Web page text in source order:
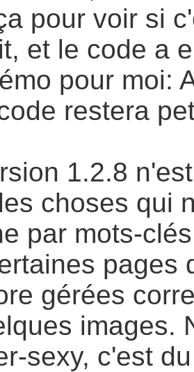
pour voir si
et le code a
pour moi:
restera
1.2.8
choses qui
par mots-
pages
gérées
images.
sexy, c'est